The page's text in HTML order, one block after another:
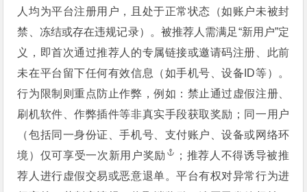
人均为平台注册用户，且处于正常状态（如账户未被封
禁、冻结或存在违规记录）。被推荐人需满足“新用户”定
义，即首次通过推荐人的专属链接或邀请码注册、此前
未在平台留下任何有效信息（如手机号、设备ID等）。
行为限制则重点防止作弊，例如：禁止通过虚假注册、
刷机软件、作弊插件等非真实手段获取奖励；同一用户
（包括同一身份证、手机号、支付账户、设备或网络环
境）仅可享受一次新用户奖励
；推荐人不得诱导被推
荐人进行虚假交易或恶意退单。平台有权对异常行为进